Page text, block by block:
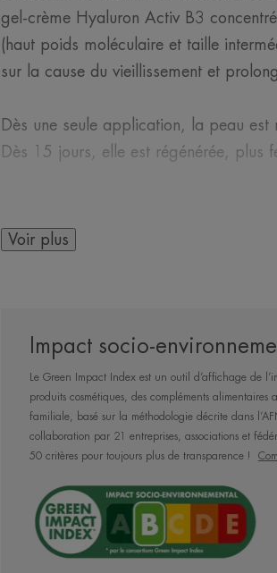
gel-crème Hyaluron Activ B3
(haut poids moléculaire et taille
sur la cause du vieillissement et
Dès une seule application, la peau est
Dès 15 jours, elle est régénérée,
peau. Elle compose également une
**Auto-évaluation, 67 utilisatrices, 2
Avantages
Un soin gel-crème anti-rides hybride,
hydratant 48h* pour une peau
Bénéfices
Voir plus
Impact socio-
Le Green Impact Index est un outil d’affichage de
produits cosmétiques, des compléments
familiale, basé sur la méthodologie décrite dans
collaboration par 21 entreprises, associations et
50 critères pour toujours plus de transparence !